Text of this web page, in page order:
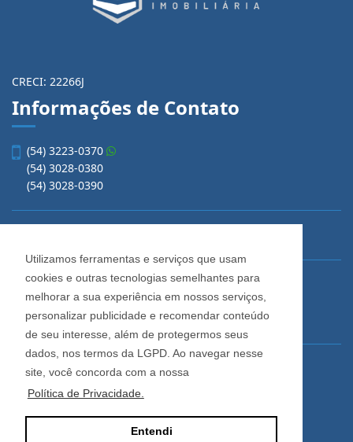
Utilizamos ferramentas e serviços que usam
cookies e outras tecnologias semelhantes para
melhorar a sua experiência em nossos serviços,
personalizar publicidade e recomendar conteúdo
de seu interesse, além de protegermos seus
dados, nos termos da LGPD. Ao navegar nesse
site, você concorda com a nossa
Política de Privacidade.
Entendi
CRECI: 22266J
Informações de Contato
(54) 3223-0370
(54) 3028-0380
(54) 3028-0390
Imobiliária Cadore
Rua Os Dezoito do Forte, 1622, Centro
Caxias do Sul - Rio Grande do Sul
Horário de Atendimento
De segunda a sexta-feira
Das 08:30 às 12:00 e das 13:30 às 18:00